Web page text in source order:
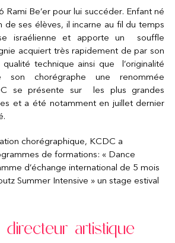
Rami Be’er pour lui succéder. Enfant né
de ses élèves, il incarne au fil du temps
israélienne et apporte un souffle
acquiert très rapidement de par son
technique ainsi que l’originalité
son chorégraphe une renommée
se présente sur les plus grandes
et a été notamment en juillet dernier
chorégraphique, KCDC a
de formations: « Dance
d’échange international de 5 mois
Summer Intensive » un stage estival
directeur artistique